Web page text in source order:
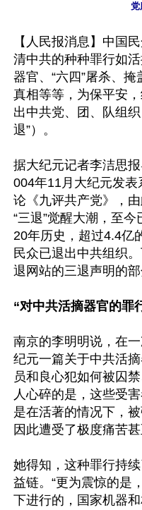
党
【人民报消息】中国
清中共的种种罪行如
器官、“六四”屠杀、掩
真相等等，为保平安
出中共党、团、队组织
退”）。
据大纪元记者李洁思
004年11月大纪元发表
论《九评共产党》，
“三退”觉醒大潮，至今
20年历史，超过4.4亿
民众已退出中共组织
退网站的三退声明的部
“对中共活摘器官的罪
南京的李明明说，在
纪元一篇关于中共活
员和良心犯如何被囚
人心碎的是，这些受
是在活著的情况下，
因此遭受了极度痛苦
她得知，这种罪行持
益链。“更为震惊的是
下进行的，国家机器